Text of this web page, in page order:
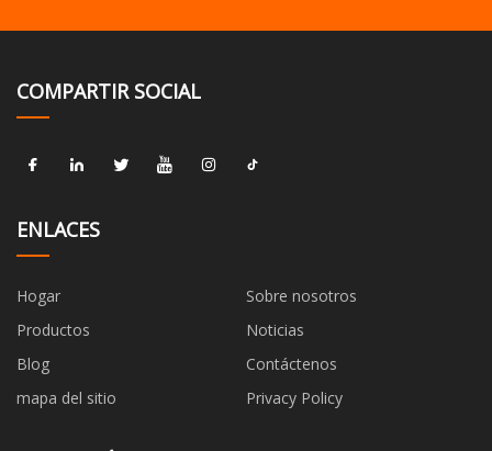
COMPARTIR SOCIAL
ENLACES
Hogar
Sobre nosotros
Productos
Noticias
Blog
Contáctenos
mapa del sitio
Privacy Policy